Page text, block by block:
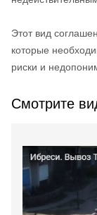
Этот вид
которые
риски и
Смотрите